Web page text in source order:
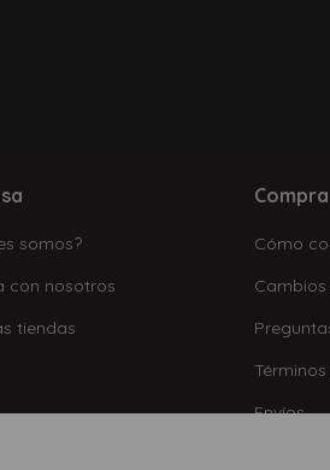
somos?
con nosotros
tiendas
Compra
Cómo
Envíos